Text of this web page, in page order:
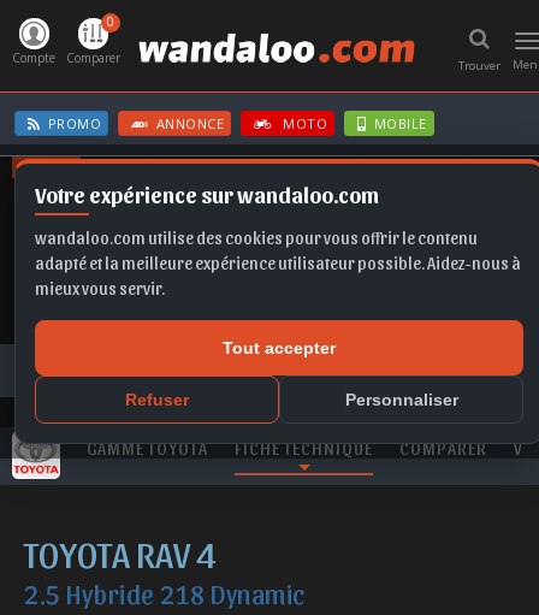
Votre expérience sur wandaloo.com
wandaloo.com utilise des cookies pour vous offrir le contenu
adapté et la meilleure expérience utilisateur possible. Aidez-nous à
mieux vous servir.
Tout accepter
Refuser Personnaliser
Trouver
Compte
0
Comparer
PROMO ANNONCE MOTO MOBILE
OFFRES
KAMIQ
TOYOTA
RAV 4
TOYOTA RAV 4 2.5 Hybride 218 Dynamic neuve au Maroc
GAMME TOYOTA FICHE TECHNIQUE COMPARER
TOYOTA RAV 4
2.5 Hybride 218 Dynamic